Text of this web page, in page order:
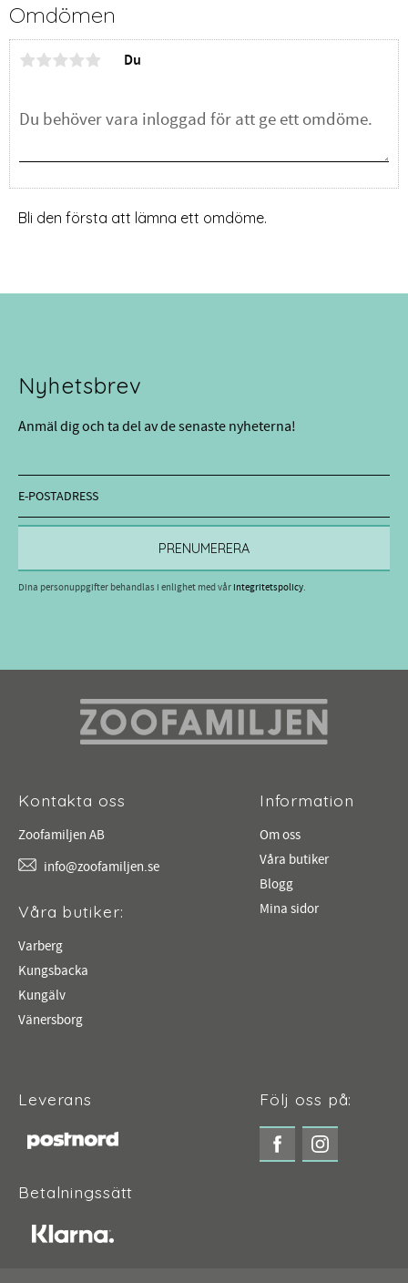
Omdömen
Du
Bli den första att lämna ett omdöme.
Nyhetsbrev
Anmäl dig och ta del av de senaste nyheterna!
PRENUMERERA
Dina personuppgifter behandlas i enlighet med vårintegritetspolicy.
Kontakta oss
Zoofamiljen AB
info@zoofamiljen.se
Våra butiker:
Varberg
Kungsbacka
Kungälv
Vänersborg
Information
Om oss
Våra butiker
Blogg
Mina sidor
Leverans
Betalningssätt
Följ oss på: